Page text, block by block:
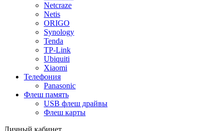
Netcraze
Netis
ORIGO
Synology
Tenda
TP-Link
Ubiquiti
Xiaomi
Телефония
Panasonic
Флеш память
USB флеш драйвы
Флеш карты
Личный кабинет